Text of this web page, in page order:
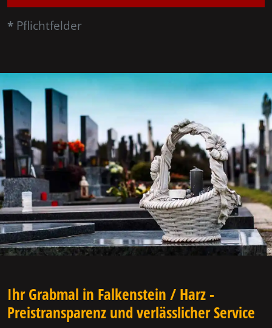
* Pflichtfelder
Ihr Grabmal in Falkenstein / Harz -
Preistransparenz und verlässlicher Service